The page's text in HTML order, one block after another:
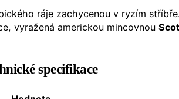
ráje zachycenou v ryzím
vyražená americkou mincovnou
specifikace